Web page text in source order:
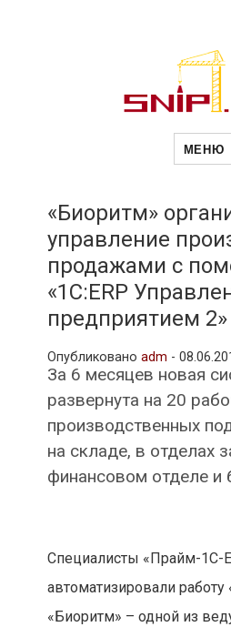
МЕНЮ
«Биоритм»
управление
продажами с
«1С:ERP
предприятием 2»
Опубликовано adm -
За 6 месяцев новая
развернута на 20
производственных
на складе, в отделах
финансовом отделе и
Специалисты «Прайм-1С-
автоматизировали работу
«Биоритм» – одной из